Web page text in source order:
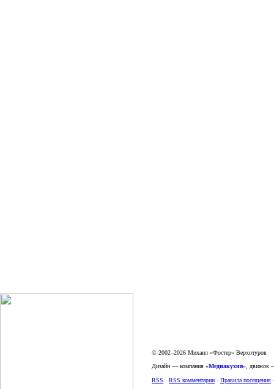
© 2002–2026 Михаил «Фостер» Верхотуров
Дизайн — компания «Медиакухня»,
RSS · RSS комментарии · Правила посещения